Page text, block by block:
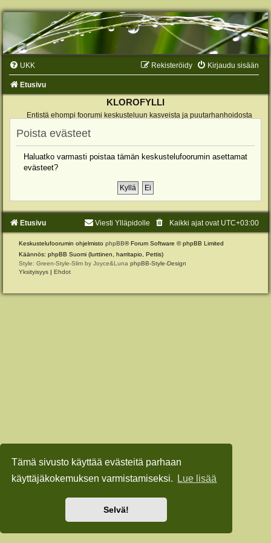
Tämä sivusto käyttää evästeitä parhaan
käyttäjäkokemuksen varmistamiseksi.
Lue lisää
Selvä!
UKK Kirjaudu sisään
Rekisteröidy
Etusivu
KLOROFYLLI
Entistä ehompi foorumi keskusteluun kasveista ja puutarhanhoidosta
Poista evästeet
Haluatko varmasti poistaa tämän keskustelufoorumin asettamat
evästeet?
Etusivu Kaikki ajat ovat UTC+03:00
Viesti Ylläpidolle
Keskustelufoorumin ohjelmisto phpBB® Forum Software © phpBB Limited
Käännös: phpBB Suomi (lurttinen, harritapio, Pettis)
Style: Green-Style-Slim by Joyce&Luna phpBB-Style-Design
Yksityisyys | Ehdot